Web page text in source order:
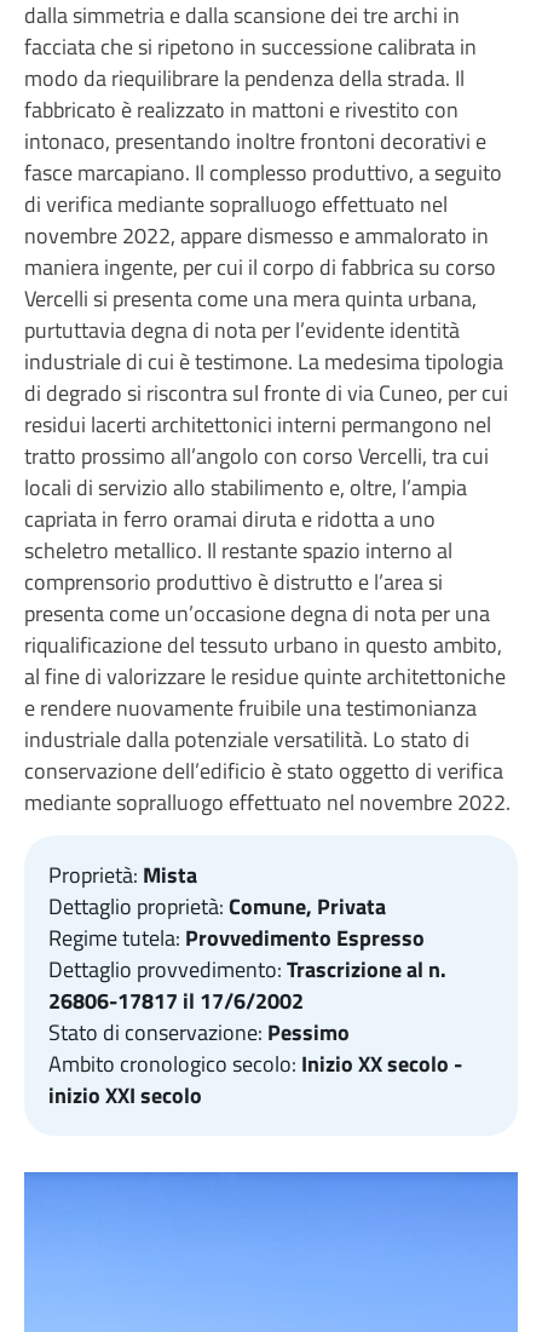
dalla simmetria e dalla scansione dei tre archi in
facciata che si ripetono in successione calibrata in
modo da riequilibrare la pendenza della strada. Il
fabbricato è realizzato in mattoni e rivestito con
intonaco, presentando inoltre frontoni decorativi e
fasce marcapiano. Il complesso produttivo, a seguito
di verifica mediante sopralluogo effettuato nel
novembre 2022, appare dismesso e ammalorato in
maniera ingente, per cui il corpo di fabbrica su corso
Vercelli si presenta come una mera quinta urbana,
purtuttavia degna di nota per l’evidente identità
industriale di cui è testimone. La medesima tipologia
di degrado si riscontra sul fronte di via Cuneo, per cui
residui lacerti architettonici interni permangono nel
tratto prossimo all’angolo con corso Vercelli, tra cui
locali di servizio allo stabilimento e, oltre, l’ampia
capriata in ferro oramai diruta e ridotta a uno
scheletro metallico. Il restante spazio interno al
comprensorio produttivo è distrutto e l’area si
presenta come un’occasione degna di nota per una
riqualificazione del tessuto urbano in questo ambito,
al fine di valorizzare le residue quinte architettoniche
e rendere nuovamente fruibile una testimonianza
industriale dalla potenziale versatilità. Lo stato di
conservazione dell’edificio è stato oggetto di verifica
mediante sopralluogo effettuato nel novembre 2022.
Proprietà: Mista
Dettaglio proprietà:Comune, Privata
Regime tutela: Provvedimento Espresso
Dettaglio provvedimento:Trascrizione al n.
26806-17817 il 17/6/2002
Stato di conservazione: Pessimo
Ambito cronologico secolo: Inizio XX secolo -
inizio XXI secolo